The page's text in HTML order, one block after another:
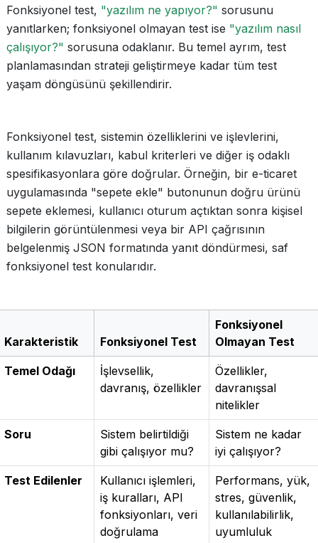
Fonksiyonel test, "yazılım ne yapıyor?" sorusunu
yanıtlarken; fonksiyonel olmayan test ise "yazılım nasıl
çalışıyor?" sorusuna odaklanır. Bu temel ayrım, test
planlamasından strateji geliştirmeye kadar tüm test
yaşam döngüsünü şekillendirir.
Fonksiyonel test, sistemin özelliklerini ve işlevlerini,
kullanım kılavuzları, kabul kriterleri ve diğer iş odaklı
spesifikasyonlara göre doğrular. Örneğin, bir e-ticaret
uygulamasında "sepete ekle" butonunun doğru ürünü
sepete eklemesi, kullanıcı oturum açtıktan sonra kişisel
bilgilerin görüntülenmesi veya bir API çağrısının
belgelenmiş JSON formatında yanıt döndürmesi, saf
fonksiyonel test konularıdır.
Karakteristik Fonksiyonel Test
Fonksiyonel
Olmayan Test
Temel Odağı
İşlevsellik,
davranış, özellikler
Özellikler,
davranışsal
nitelikler
Soru
Sistem belirtildiği
gibi çalışıyor mu?
Sistem ne kadar
iyi çalışıyor?
Test Edilenler
Kullanıcı işlemleri,
iş kuralları, API
fonksiyonları, veri
doğrulama
Performans, yük,
stres, güvenlik,
kullanılabilirlik,
uyumluluk